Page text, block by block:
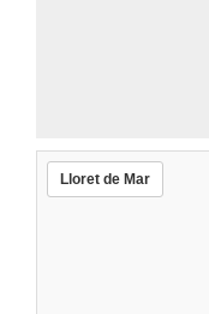
Lloret de Mar